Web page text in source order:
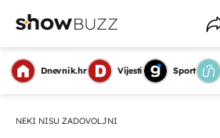
Dnevnik.hr Vijesti Sport
NEKI NISU ZADOVOLJNI